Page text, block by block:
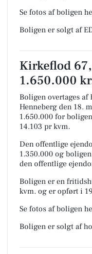
Se fotos af boligen
Boligen er solgt af
Kirkeflod
1.650.000
Boligen overtages
Henneberg den 18.
1.650.000 for
14.103 pr kvm.
Den offentlige
1.350.000 og
den offentlige
Boligen er en
kvm. og er opført i
Se fotos af boligen
Boligen er solgt af